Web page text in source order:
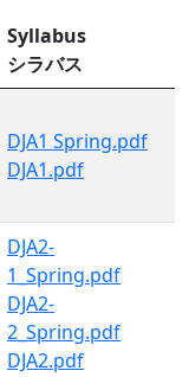
Syllabus
シラバス
DJA1 Spring.pdf
DJA1.pdf
DJA2-
1_Spring.pdf
DJA2-
2_Spring.pdf
DJA2.pdf